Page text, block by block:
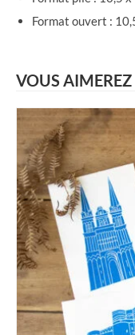
Format ouvert :
VOUS AIMEREZ